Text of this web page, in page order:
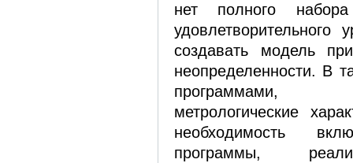
нет полного
удовлетворительного
создавать модель
неопределенности. В
программами,
метрологические
необходимость
программы,